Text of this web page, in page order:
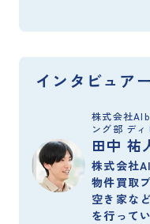
インタビュア
株式会社
ング部 ディ
田中 祐
株式会社
物件買取プ
空き家な
を行ってい